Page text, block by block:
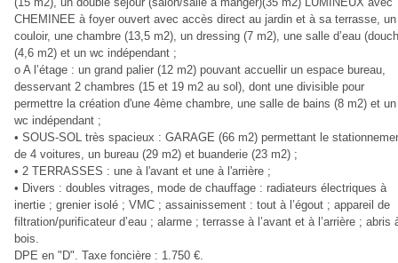
CHEMINEE à foyer ouvert avec accès direct au jardin et à sa terrasse, un
couloir, une chambre (13,5 m2), un dressing (7 m2), une salle d’eau
(4,6 m2) et un wc indépendant ;
o A l’étage : un grand palier (12 m2) pouvant accuellir un espace bureau,
desservant 2 chambres (15 et 19 m2 au sol), dont une divisible pour
permettre la création d'une 4ème chambre, une salle de bains (8 m2) et un
wc indépendant ;
• SOUS-SOL très spacieux : GARAGE (66 m2) permettant le
de 4 voitures, un bureau (29 m2) et buanderie (23 m2) ;
• 2 TERRASSES : une à l'avant et une à l'arrière ;
• Divers : doubles vitrages, mode de chauffage : radiateurs électriques à
inertie ; grenier isolé ; VMC ; assainissement : tout à l’égout ; appareil de
filtration/purificateur d’eau ; alarme ; terrasse à l’avant et à l’arrière ; abris
bois.
DPE en "D". Taxe foncière : 1.750 €.